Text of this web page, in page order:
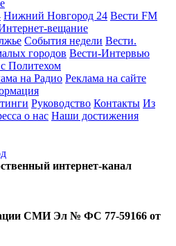
Нижний Новгород 24 Вести FM
вещание
События недели Вести.
городов Вести-Интервью
Политехом
на Радио Реклама на сайте
Руководство Контакты Из
о нас Наши достижения
интернет-канал
СМИ Эл № ФС 77-59166 от